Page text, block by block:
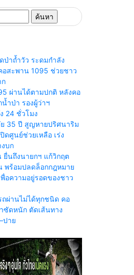
าถ้ำวัว ระดมกำลัง
อสะพาน 1095 ช่วยชาว
ผ่านได้ตามปกติ หลังคอ
ำป่า รองผู้ว่าฯ
24 ชั่วโมง
35 ปี สูญหายปริศนาริม
ดศูนย์ช่วยเหลือ เร่ง
บก
นถึงนายกฯ แก้วิกฤต
พร้อมปลดล็อกกฎหมาย
ความอยู่รอดของชาว
ถผ่านไม่ได้ทุกชนิด คอ
ซัดหนัก ตัดเส้นทาง
ปาย